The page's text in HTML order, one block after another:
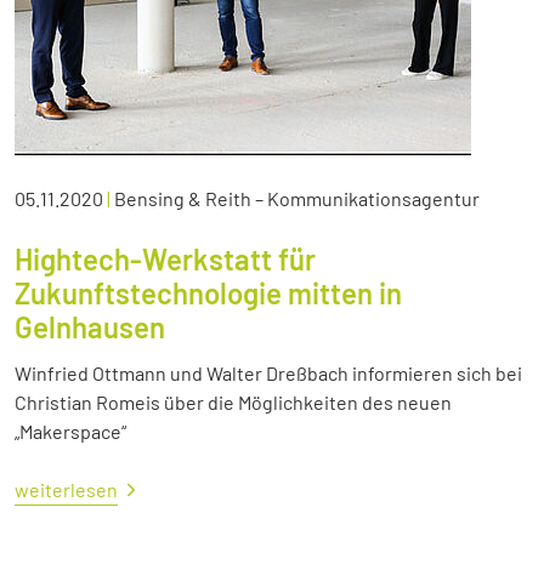
05.11.2020 | Bensing & Reith – Kommunikationsagentur
Hightech-Werkstatt für
Zukunftstechnologie mitten in
Gelnhausen
Winfried Ottmann und Walter Dreßbach informieren sich bei
Christian Romeis über die Möglichkeiten des neuen
„Makerspace“
weiterlesen